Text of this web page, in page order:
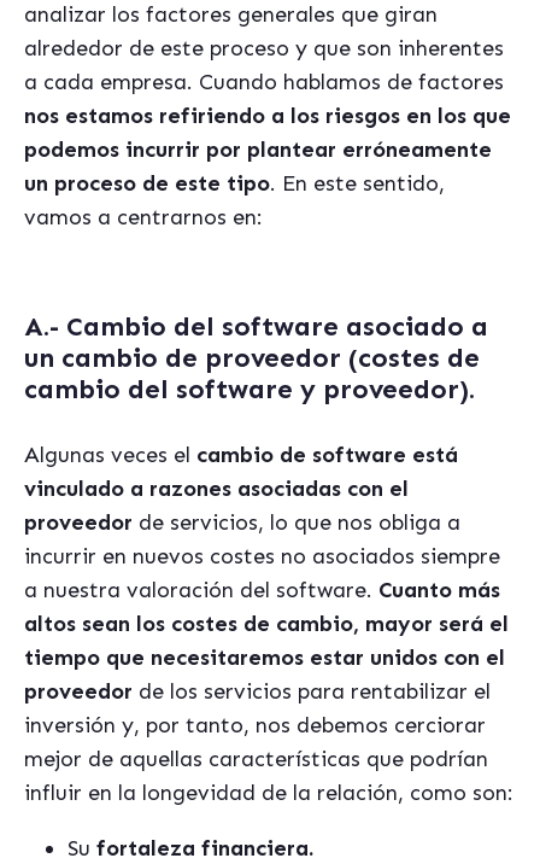
analizar los factores generales que giran
alrededor de este proceso y que son inherentes
a cada empresa. Cuando hablamos de factores
nos estamos refiriendo a los riesgos en los que
podemos incurrir por plantear erróneamente
un proceso de este tipo. En este sentido,
vamos a centrarnos en:
A.- Cambio del software asociado a
un cambio de proveedor (costes de
cambio del software y proveedor).
Algunas veces el cambio de software está
vinculado a razones asociadas con el
proveedor de servicios, lo que nos obliga a
incurrir en nuevos costes no asociados siempre
a nuestra valoración del software. Cuanto más
altos sean los costes de cambio, mayor será el
tiempo que necesitaremos estar unidos con el
proveedor de los servicios para rentabilizar el
inversión y, por tanto, nos debemos cerciorar
mejor de aquellas características que podrían
influir en la longevidad de la relación, como son:
Su fortaleza financiera.